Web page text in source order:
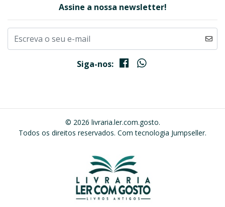
Assine a nossa newsletter!
Siga-nos:
© 2026 livraria.ler.com.gosto.
Todos os direitos reservados. Com tecnologia Jumpseller.